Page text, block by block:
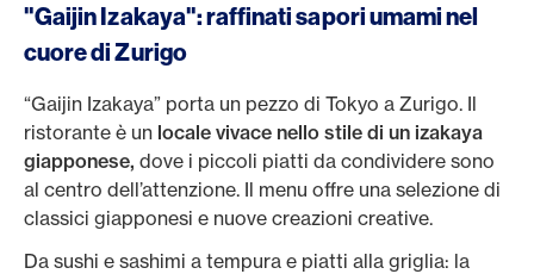
"Gaijin Izakaya": raffinati sapori umami nel
cuore di Zurigo
“Gaijin Izakaya” porta un pezzo di Tokyo a Zurigo. Il
ristorante è un locale vivace nello stile di un izakaya
giapponese, dove i piccoli piatti da condividere sono
al centro dell’attenzione. Il menu offre una selezione di
classici giapponesi e nuove creazioni creative.
Da sushi e sashimi a tempura e piatti alla griglia: la